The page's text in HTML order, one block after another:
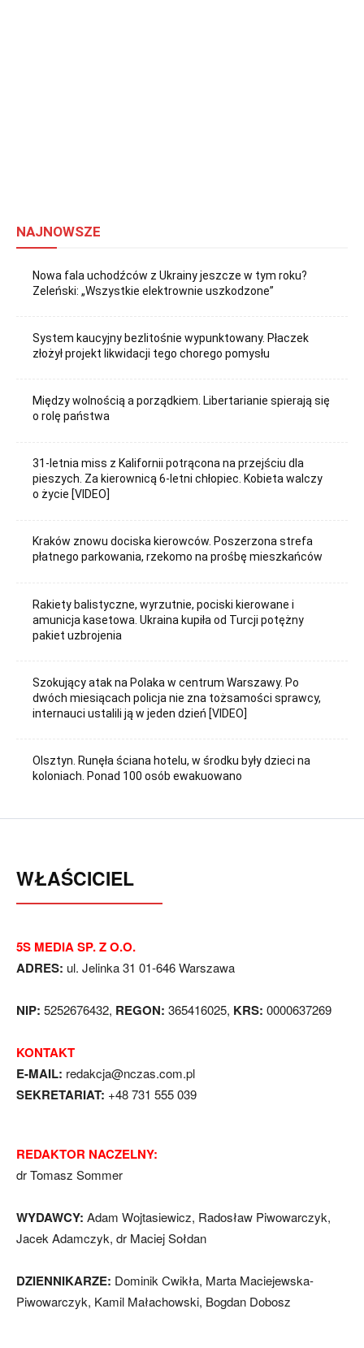
NAJNOWSZE
Nowa fala uchodźców z Ukrainy jeszcze w tym roku?
Zeleński: „Wszystkie elektrownie uszkodzone”
System kaucyjny bezlitośnie wypunktowany. Płaczek
złożył projekt likwidacji tego chorego pomysłu
Między wolnością a porządkiem. Libertarianie spierają się
o rolę państwa
31-letnia miss z Kalifornii potrącona na przejściu dla
pieszych. Za kierownicą 6-letni chłopiec. Kobieta walczy
o życie [VIDEO]
Kraków znowu dociska kierowców. Poszerzona strefa
płatnego parkowania, rzekomo na prośbę mieszkańców
Rakiety balistyczne, wyrzutnie, pociski kierowane i
amunicja kasetowa. Ukraina kupiła od Turcji potężny
pakiet uzbrojenia
Szokujący atak na Polaka w centrum Warszawy. Po
dwóch miesiącach policja nie zna tożsamości sprawcy,
internauci ustalili ją w jeden dzień [VIDEO]
Olsztyn. Runęła ściana hotelu, w środku były dzieci na
koloniach. Ponad 100 osób ewakuowano
WŁAŚCICIEL
5S MEDIA SP. Z O.O.
ADRES: ul. Jelinka 31 01-646 Warszawa
NIP: 5252676432, REGON: 365416025, KRS: 0000637269
KONTAKT
E-MAIL: redakcja@nczas.com.pl
SEKRETARIAT: +48 731 555 039
REDAKTOR NACZELNY:
dr Tomasz Sommer
WYDAWCY: Adam Wojtasiewicz, Radosław Piwowarczyk,
Jacek Adamczyk, dr Maciej Sołdan
DZIENNIKARZE: Dominik Cwikła, Marta Maciejewska-
Piwowarczyk, Kamil Małachowski, Bogdan Dobosz